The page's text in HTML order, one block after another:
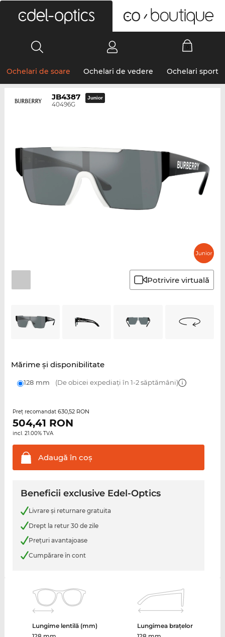
Ochelari de soare Ochelari de vedere Ochelari sport
JB4387
40496G
Junior
Potrivire virtuală
Mărime şi disponibilitate
128 mm (De obicei expediați în 1-2 săptămâni)
Preţ recomandat 630,52 RON
504,41 RON
incl. 21.00% TVA
Adaugă în coş
Beneficii exclusive Edel-Optics
Livrare şi returnare gratuita
Drept la retur 30 de zile
Preţuri avantajoase
Cumpărare în cont
Lungime lentilă (mm)
Lungimea brațelor